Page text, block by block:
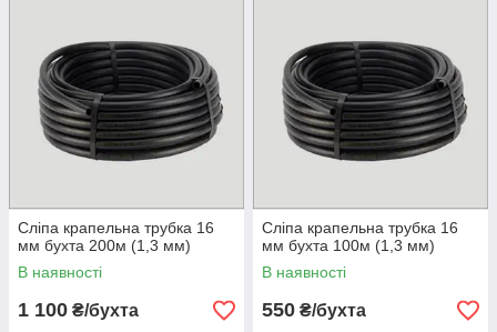
Сліпа крапельна трубка 16
мм бухта 200м (1,3 мм)
В наявності
1 100 ₴/бухта
Сліпа крапельна трубка 16
мм бухта 100м (1,3 мм)
В наявності
550 ₴/бухта